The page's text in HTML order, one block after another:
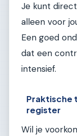
Je kunt
alleen voor
Een goed
dat een
intensief.
Praktische
register
Wil je